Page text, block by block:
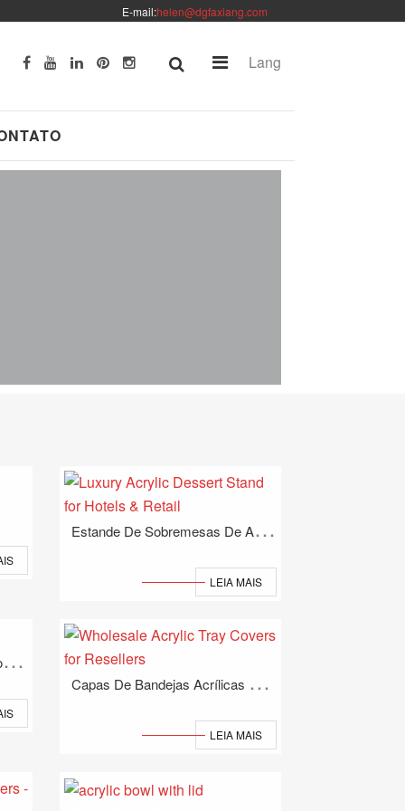
E-mail:helen@dgfaxiang.com
Lang
E
Stande De Sobremesas De Acrílico De Luxo Para Hotéis E Varejo
LEIA MAIS
T
Ampas Acrílicas De Pequenos Lotes
C
Apas De Bandejas Acrílicas No Atacado Para Revendedores
LEIA MAIS